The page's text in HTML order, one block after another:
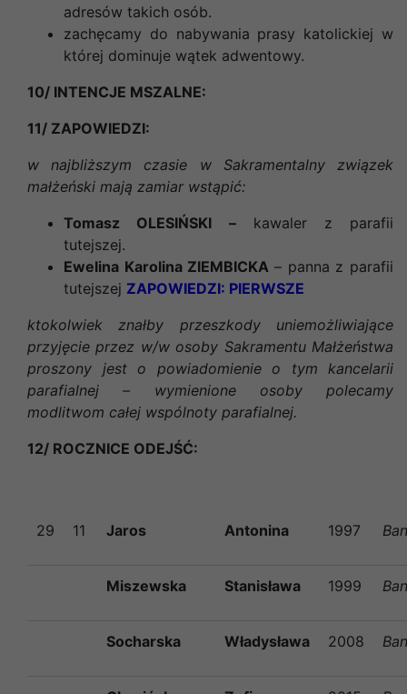
adresów takich osób.
zachęcamy do nabywania prasy katolickiej w
której dominuje wątek adwentowy.
10/ INTENCJE MSZALNE:
11/ ZAPOWIEDZI:
w najbliższym czasie w Sakramentalny związek
małżeński mają zamiar wstąpić:
Tomasz OLESIŃSKI
– kawaler z parafii
tutejszej.
Ewelina Karolina ZIEMBICKA – panna z parafii
tutejszej ZAPOWIEDZI: PIERWSZE
ktokolwiek znałby przeszkody uniemożliwiające
przyjęcie przez w/w osoby Sakramentu Małżeństwa
proszony jest o powiadomienie o tym kancelarii
parafialnej – wymienione osoby polecamy
modlitwom całej wspólnoty parafialnej.
12/ ROCZNICE ODEJŚĆ:
29 11 Jaros Antonina 1997
Miszewska Stanisława 1999
Socharska Władysława 2008